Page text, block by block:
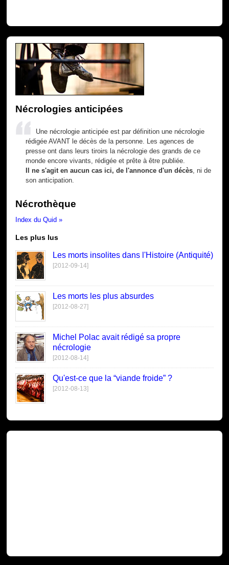
Nécrologies anticipées
Une nécrologie anticipée est par définition une nécrologie
rédigée AVANT le décès de la personne. Les agences de
presse ont dans leurs tiroirs la nécrologie des grands de ce
monde encore vivants, rédigée et prête à être publiée.
Il ne s'agit en aucun cas ici, de l'annonce d'un décès , ni de
son anticipation.
Nécrothèque
Index du Quid »
Les plus lus
Les morts insolites dans l'Histoire (Antiquité)
[2012-09-14]
Les morts les plus absurdes
[2012-08-27]
Michel Polac avait rédigé sa propre
nécrologie
[2012-08-14]
Qu'est-ce que la “viande froide” ?
[2012-08-13]